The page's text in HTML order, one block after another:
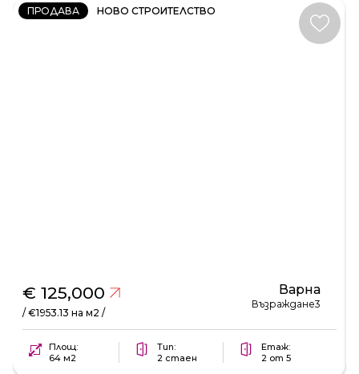
ПРОДАВА НОВО СТРОИТЕЛСТВО
€ 125,000
/ €1953.13 на м2 /
Варна
Възраждане3
Площ:
64 м2
Тип:
2 стаен
Етаж:
2 от 5